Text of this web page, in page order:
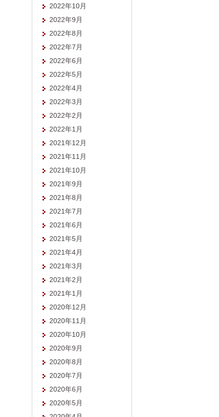
2022年10月
2022年9月
2022年8月
2022年7月
2022年6月
2022年5月
2022年4月
2022年3月
2022年2月
2022年1月
2021年12月
2021年11月
2021年10月
2021年9月
2021年8月
2021年7月
2021年6月
2021年5月
2021年4月
2021年3月
2021年2月
2021年1月
2020年12月
2020年11月
2020年10月
2020年9月
2020年8月
2020年7月
2020年6月
2020年5月